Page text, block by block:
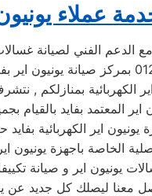
عملاء
الدعم الفني لصيانة
01283377353 بمركز صيانة يونيون
الكهربائية بمنازلكم ,
اير المعتمد بفايد بالقيام
يونيون اير الكهربائية
الخاصة باجهزة يونيون
يونيون اير و صيانة
معنا ليصلك كل جديد عن